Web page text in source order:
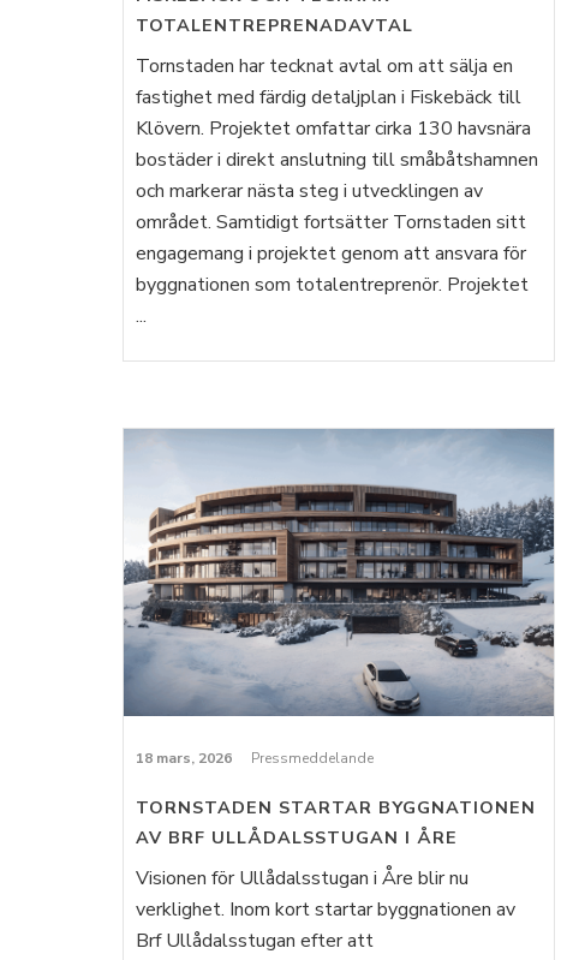
TOTALENTREPRENADAVTAL
Tornstaden har tecknat avtal om att sälja en
fastighet med färdig detaljplan i Fiskebäck till
Klövern. Projektet omfattar cirka 130 havsnära
bostäder i direkt anslutning till småbåtshamnen
och markerar nästa steg i utvecklingen av
området. Samtidigt fortsätter Tornstaden sitt
engagemang i projektet genom att ansvara för
byggnationen som totalentreprenör. Projektet
...
18 mars, 2026 Pressmeddelande
TORNSTADEN STARTAR BYGGNATIONEN
AV BRF ULLÅDALSSTUGAN I ÅRE
Visionen för Ullådalsstugan i Åre blir nu
verklighet. Inom kort startar byggnationen av
Brf Ullådalsstugan efter att